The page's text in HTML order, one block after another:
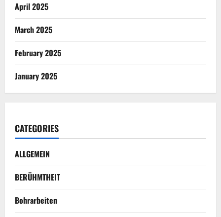
April 2025
March 2025
February 2025
January 2025
CATEGORIES
ALLGEMEIN
BERÜHMTHEIT
Bohrarbeiten